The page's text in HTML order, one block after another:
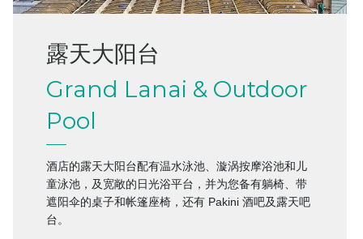
露天大阳台
Grand Lanai & Outdoor
Pool
酒店的露天大阳台配有温水泳池、漩涡按摩浴池和儿
童泳池，及宽敞的日光浴平台，并为您备有躺椅、带
遮阳伞的桌子和帐篷座椅，还有 Pakini 酒吧及露天吧
台。